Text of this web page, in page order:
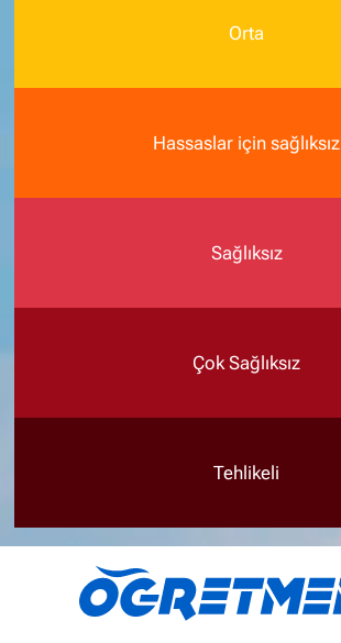
Orta
Hassaslar için sağlıksız
Sağlıksız
Çok Sağlıksız
Tehlikeli